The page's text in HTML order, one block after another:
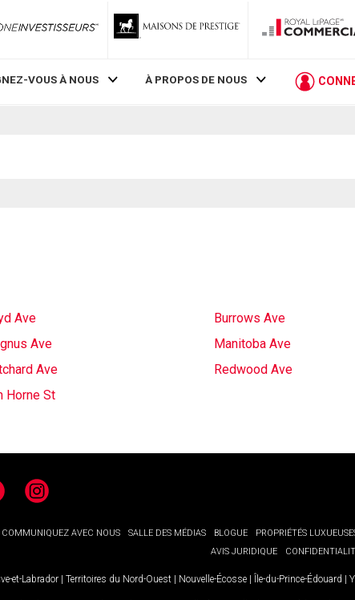
ZoneInvestisseurs RLP
VOUS À NOUS À PROPOS DE NOUS
Ave
Burrows Ave
Ave
Manitoba Ave
Ave
Redwood Ave
Horne St
Instagram
COMMUNIQUEZ AVEC NOUS SALLE DES MÉDIAS BLOGUE PROPRIÉTÉS
AVIS JURIDIQUE
et-Labrador | Territoires du Nord-Ouest | Nouvelle-Écosse | Île-du-Prince-Édouard |